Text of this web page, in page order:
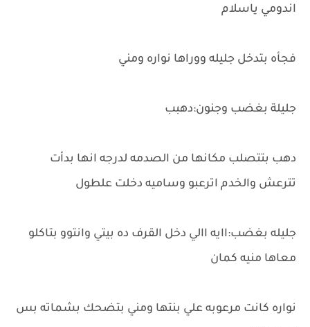
اندومي ياسلام
فجأه بتدخل جليله ووراها نواره ومني
جليلة بغضب وجنون:دهبب
دهب بتتصلب مكانها من الصدمه لدرجه انها بدأت
تترعش والخدم اترعبو وساميه دخلت علطول
جليله بغضب:اايه االي دخل القرف ده بيتي وانتوو بتاكلو
معاها منيه كمان
نواره كانت مرعوبه علي بنتها ومني بتضحك بشماته بس